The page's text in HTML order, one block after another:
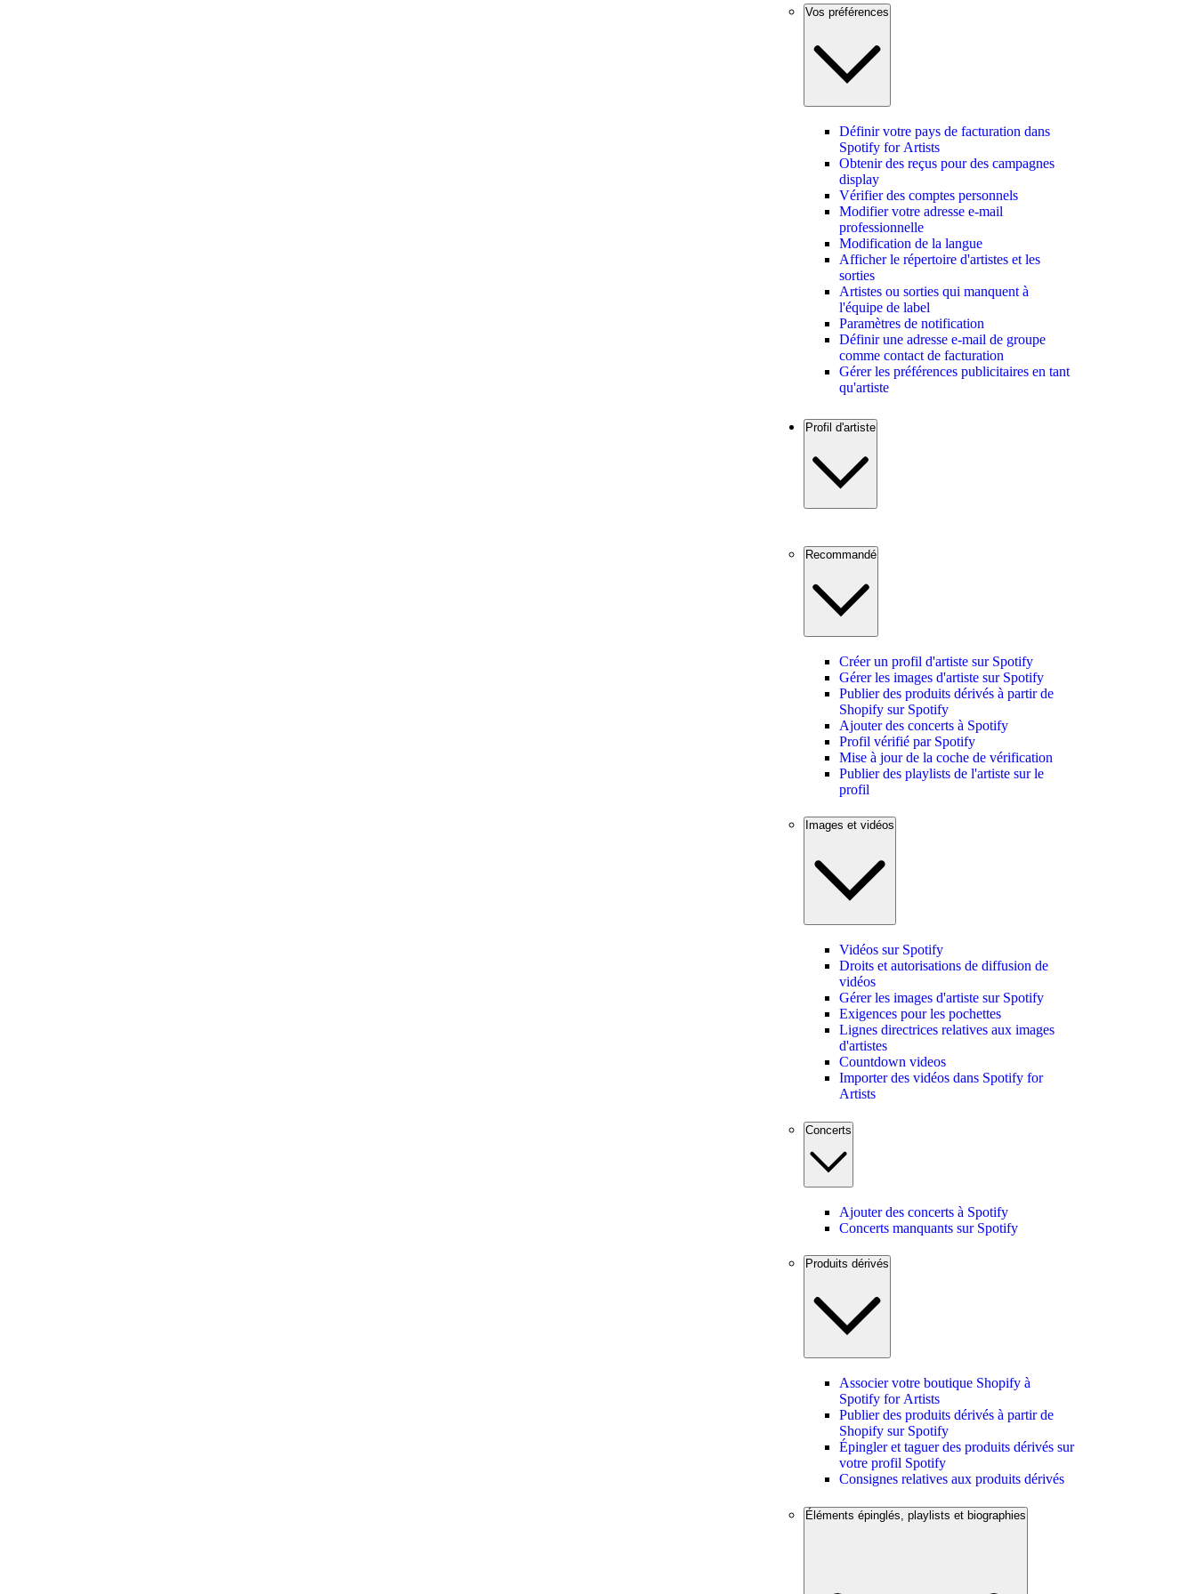
Vos préférences
Définir votre pays de facturation dans
Spotify for Artists
Obtenir des reçus pour des campagnes
display
Vérifier des comptes personnels
Modifier votre adresse e-mail
professionnelle
Modification de la langue
Afficher le répertoire d'artistes et les
sorties
Artistes ou sorties qui manquent à
l'équipe de label
Paramètres de notification
Définir une adresse e-mail de groupe
comme contact de facturation
Gérer les préférences publicitaires en tant
qu'artiste
Profil d'artiste
Recommandé
Créer un profil d'artiste sur Spotify
Gérer les images d'artiste sur Spotify
Publier des produits dérivés à partir de
Shopify sur Spotify
Ajouter des concerts à Spotify
Profil vérifié par Spotify
Mise à jour de la coche de vérification
Publier des playlists de l'artiste sur le
profil
Images et vidéos
Vidéos sur Spotify
Droits et autorisations de diffusion de
vidéos
Gérer les images d'artiste sur Spotify
Exigences pour les pochettes
Lignes directrices relatives aux images
d'artistes
Countdown videos
Importer des vidéos dans Spotify for
Artists
Concerts
Ajouter des concerts à Spotify
Concerts manquants sur Spotify
Produits dérivés
Associer votre boutique Shopify à
Spotify for Artists
Publier des produits dérivés à partir de
Shopify sur Spotify
Épingler et taguer des produits dérivés sur
votre profil Spotify
Consignes relatives aux produits dérivés
Éléments épinglés, playlists et biographies